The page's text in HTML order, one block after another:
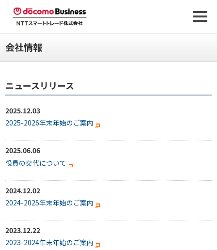
会社情報
ニュースリリース
2025.12.03
2025-2026年末年始のご案内
2025.06.06
役員の交代について
2024.12.02
2024-2025年末年始のご案内
2023.12.22
2023-2024年末年始のご案内